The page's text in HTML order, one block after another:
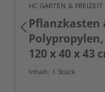
HC GARTEN & FREIZEIT
Pflanzkasten
Polypropylen,
120 x 40 x 43
Braun
Inhalt: 1 Stück